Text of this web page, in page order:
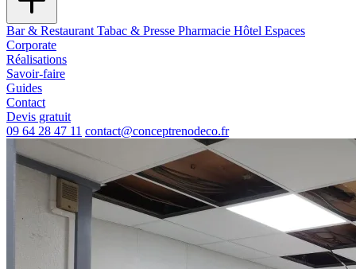
Bar & Restaurant Tabac & Presse Pharmacie Hôtel Espaces
Corporate
Réalisations
Savoir-faire
Guides
Contact
Devis gratuit
09 64 28 47 11 contact@conceptrenodeco.fr